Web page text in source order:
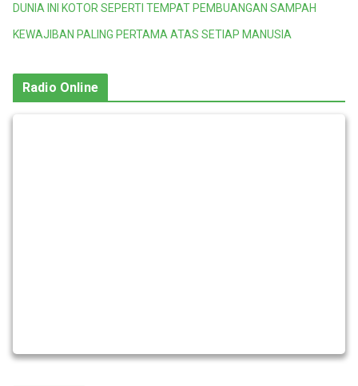
DUNIA INI KOTOR SEPERTI TEMPAT PEMBUANGAN SAMPAH
KEWAJIBAN PALING PERTAMA ATAS SETIAP MANUSIA
Radio Online